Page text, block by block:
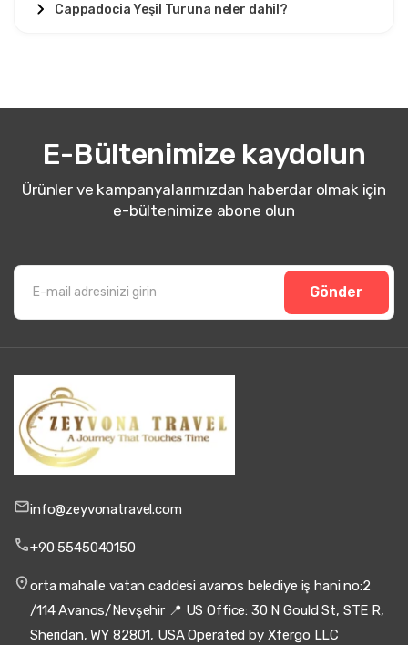
Cappadocia Yeşil Turuna neler dahil?
E-Bültenimize kaydolun
Ürünler ve kampanyalarımızdan haberdar olmak için
e-bültenimize abone olun
Gönder
info@zeyvonatravel.com
+90 5545040150
orta mahalle vatan caddesi avanos belediye iş hani no:2
/114 Avanos/Nevşehir 📍 US Office: 30 N Gould St, STE R,
Sheridan, WY 82801, USA Operated by Xfergo LLC